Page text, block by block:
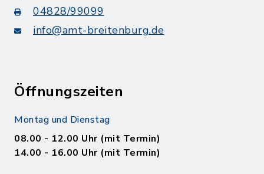
04828/99099
info@amt-breitenburg.de
Öffnungszeiten
Montag und Dienstag
08.00 - 12.00 Uhr (mit Termin)
14.00 - 16.00 Uhr (mit Termin)